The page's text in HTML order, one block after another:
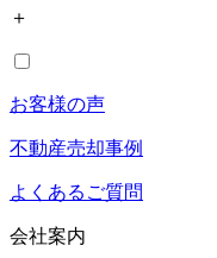
＋
お客様の声
不動産売却事例
よくあるご質問
会社案内